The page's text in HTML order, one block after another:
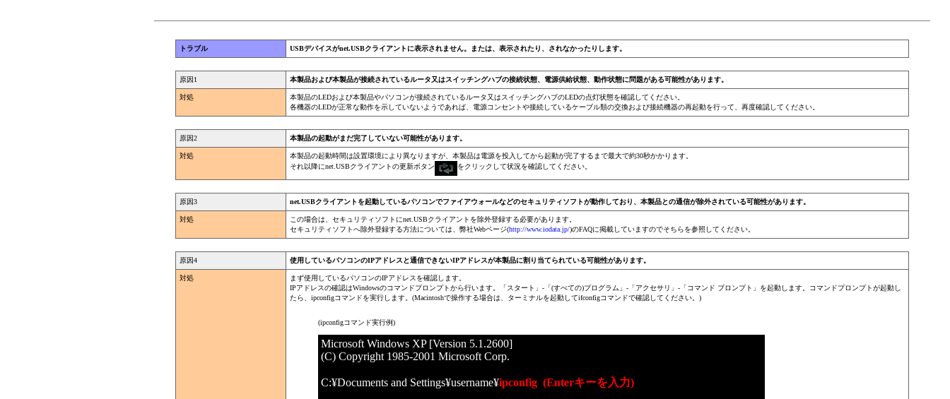
トラブル USBデバイスがnet.USBクライアントに表示されません。または、表示されたり、されなかったりします。
原因1 本製品および本製品が接続されているルータ又はスイッチングハブの接続状態、電源供給状態、動作状態に問題がある可能性があります。
対処
本製品のLEDおよび本製品やパソコンが接続されているルータ又はスイッチングハブのLEDの点灯状態を確認してください。
各機器のLEDが正常な動作を示していないようであれば、電源コンセントや接続しているケーブル類の交換および接続機器の再起動を行って、再度確認してください。
原因2 本製品の起動がまだ完了していない可能性があります。
対処
本製品の起動時間は設置環境により異なりますが、本製品は電源を投入してから起動が完了するまで最大で約30秒かかります。
それ以降にnet.USBクライアントの更新ボタン
をクリックして状況を確認してください。
原因3 net.USBクライアントを起動しているパソコンでファイアウォールなどのセキュリティソフトが動作しており、本製品との通信が除外されている可能性があります。
対処
この場合は、セキュリティソフトにnet.USBクライアントを除外登録する必要があります。
セキュリティソフトへ除外登録する方法については、弊社Webページ(http://www.iodata.jp/)のFAQに掲載していますのでそちらを参照してください。
原因4 使用しているパソコンのIPアドレスと通信できないIPアドレスが本製品に割り当てられている可能性があります。
対処
まず使用しているパソコンのIPアドレスを確認します。
IPアドレスの確認はWindowsのコマンドプロンプトから行います。「スタート」-「(すべての)プログラム」-「アクセサリ」-「コマンド プロンプト」を起動します。コマンドプロンプトが起動し
たら、ipconfigコマンドを実行します。(Macintoshで操作する場合は、ターミナルを起動してifconfigコマンドで確認してください。)
(ipconfigコマンド実行例)
Microsoft Windows XP [Version 5.1.2600]
(C) Copyright 1985-2001 Microsoft Corp.
C:¥Documents and Settings¥username¥ipconfig (Enterキーを入力)